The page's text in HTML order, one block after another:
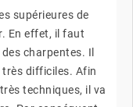
supérieures de
En effet, il faut
charpentes. Il
très difficiles. Afin
techniques, il va